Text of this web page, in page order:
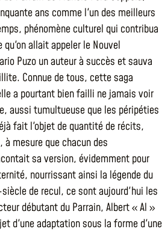
ans comme l'un des meilleurs
phénomène culturel qui contribua
qu'on allait appeler le Nouvel
Puzo un auteur à succès et sauva
Connue de tous, cette saga
a pourtant bien failli ne jamais voir
aussi tumultueuse que les péripéties
fait l'objet de quantité de récits,
mesure que chacun des
sa version, évidemment pour
nourrissant ainsi la légende du
de recul, ce sont aujourd'hui les
débutant du Parrain, Albert « Al »
d'une adaptation sous la forme d'une